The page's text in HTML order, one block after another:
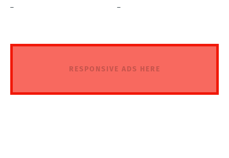
RESPONSIVE ADS HERE